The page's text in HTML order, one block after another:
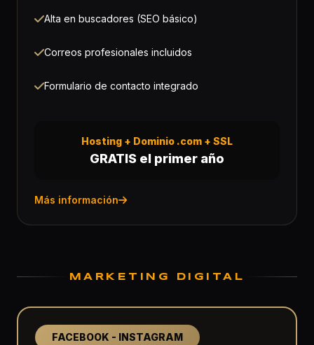
Alta en buscadores (SEO básico)
Correos profesionales incluidos
Formulario de contacto integrado
Hosting + Dominio .com + SSL
GRATIS el primer año
Más información
MARKETING DIGITAL
FACEBOOK - INSTAGRAM